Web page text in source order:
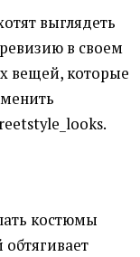
выглядеть
в своем
вещей, которые
костюмы